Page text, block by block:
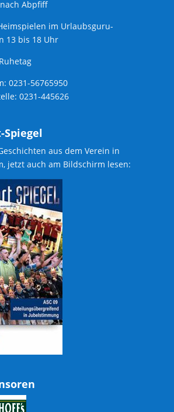
Abpfiff
im Urlaubsguru-
13 bis 18 Uhr
0231-56765950
0231-445626
Spiegel
aus dem Verein in
jetzt auch am Bildschirm lesen: